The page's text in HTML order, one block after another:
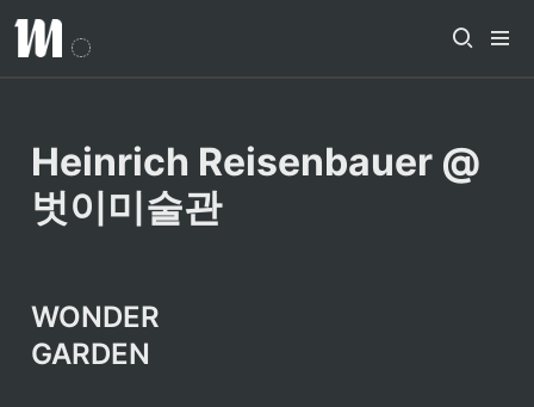
Heinrich Reisenbauer @
벗이미술관
WONDER
GARDEN